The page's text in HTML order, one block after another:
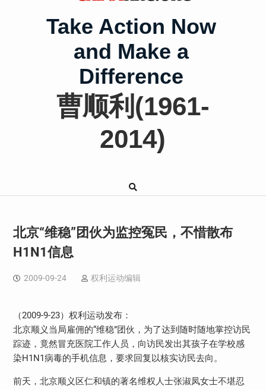
Take Action Now
and Make a
Difference
曹顺利(1961-
2014)
北京“维稳”团伙为监控冤民，不惜散布
H1N1信息
2009-09-24 权利运动编辑
（2009-9-23）权利运动发布：
北京顺义当局雇佣的“维稳”团伙，为了达到随时随地掌控访民
踪迹，竟然冒充医院工作人员，向访民发出其孩子在学校感
染H1N1病毒的手机信息，要求回复以核实访民去向。
前天，北京顺义区仁和镇的著名维权人士张淑凤女士不堪忍